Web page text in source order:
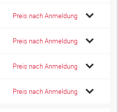
Preis nach Anmeldung
Preis nach Anmeldung
Preis nach Anmeldung
Preis nach Anmeldung